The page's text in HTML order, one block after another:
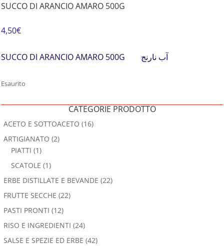
SUCCO DI ARANCIO AMARO 500G
4,50€
SUCCO DI ARANCIO AMARO 500G آب نارنج
Esaurito
CATEGORIE PRODOTTO
ACETO E SOTTOACETO (16)
ARTIGIANATO (2)
PIATTI (1)
SCATOLE (1)
ERBE DISTILLATE E BEVANDE (22)
FRUTTE SECCHE (22)
PASTI PRONTI (12)
RISO E INGREDIENTI (24)
SALSE E SPEZIE ED ERBE (42)